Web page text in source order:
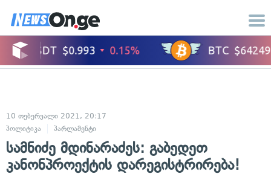
10 თებერვალი 2021, 20:17
პოლიტიკა
პარლამენტი
სამნიძე მდინარაძეს: გაბედეთ
კანონპროექტის დარეგისტრირება!